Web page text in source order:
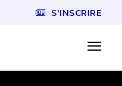
S'INSCRIRE